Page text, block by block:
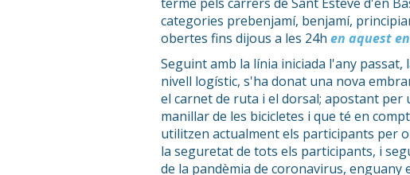
categories prebenjamí, benjamí,
obertes fins dijous a les 24h en aquest
Seguint amb la línia iniciada l'any
nivell logístic, s'ha donat una nova
el carnet de ruta i el dorsal; apostant per
manillar de les bicicletes i que té en
utilitzen actualment els participants per
la seguretat de tots els participants, i
de la pandèmia de coronavirus,